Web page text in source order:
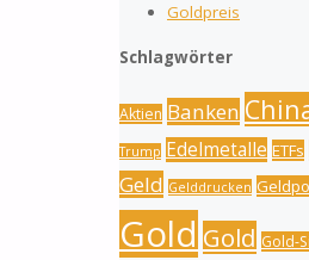
Goldpreis
Schlagwörter
Aktien Banken
Trump Edelmetalle ETFs
Geld Gelddrucken
Gold Gold Gold-